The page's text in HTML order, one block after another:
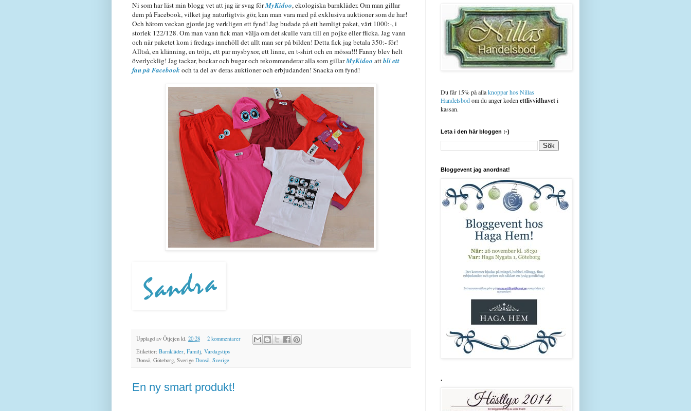
Ni som har läst min blogg vet att jag är svag förMyKidoo, ekologiska barnkläder. Om man gillar
dem på Facebook, vilket jag naturligtvis gör, kan man vara med på exklusiva auktioner som de har!
Och härom veckan gjorde jag verkligen ett fynd! Jag budade på ett hemligt paket, värt 1000:-, i
storlek 122/128. Om man vann fick man välja om det skulle vara till en pojke eller flicka. Jag vann
och när paketet kom i fredags innehöll det allt man ser på bilden! Detta fick jag betala 350:- för!
Alltså, en klänning, en tröja, ett par mysbyxor, ett linne, en t-shirt och en mössa!!! Fanny blev helt
överlycklig! Jag tackar, bockar och bugar och rekommenderar alla som gillarMyKidoo attbli ett
fan på Facebookoch ta del av deras auktioner och erbjudanden! Snacka om fynd!
Upplagd av Ötjejen kl. 20:28
2 kommentarer
Etiketter: Barnkläder, Familj, Vardagstips
Donsö, Göteborg, Sverige Donsö, Sverige
En ny smart produkt!
Du får 15% på allaknoppar hos Nillas
Handelsbodom du anger koden ettlivvidhaveti
kassan.
Leta i den här bloggen :-)
Bloggevent jag anordnat!
.